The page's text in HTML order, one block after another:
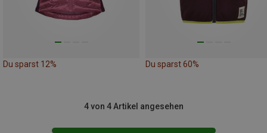
Du sparst 12% Du sparst 60%
4 von 4 Artikel angesehen